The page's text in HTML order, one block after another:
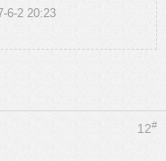
6-2 20:23
12#